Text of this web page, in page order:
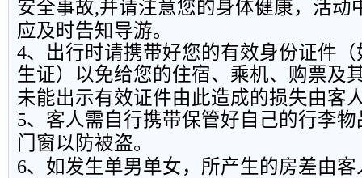
安全事故,并请注意您的身体健康，活动
应及时告知导游。
4、出行时请携带好您的有效身份证件
生证）以免给您的住宿、乘机、购票及
未能出示有效证件由此造成的损失由客
5、客人需自行携带保管好自己的行李
门窗以防被盗。
6、如发生单男单女，所产生的房差由客